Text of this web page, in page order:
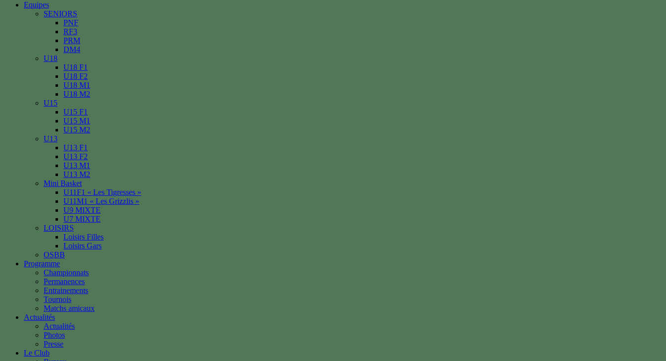
Equipes
SENIORS
PNF
RF3
PRM
DM4
U18
U18 F1
U18 F2
U18 M1
U18 M2
U15
U15 F1
U15 M1
U15 M2
U13
U13 F1
U13 F2
U13 M1
U13 M2
Mini Basket
U11F1 « Les Tigresses »
U11M1 « Les Grizzlis »
U9 MIXTE
U7 MIXTE
LOISIRS
Loisirs Filles
Loisirs Gars
OSBB
Programme
Championnats
Permanences
Entrainements
Tournois
Matchs amicaux
Actualités
Actualités
Photos
Presse
Le Club